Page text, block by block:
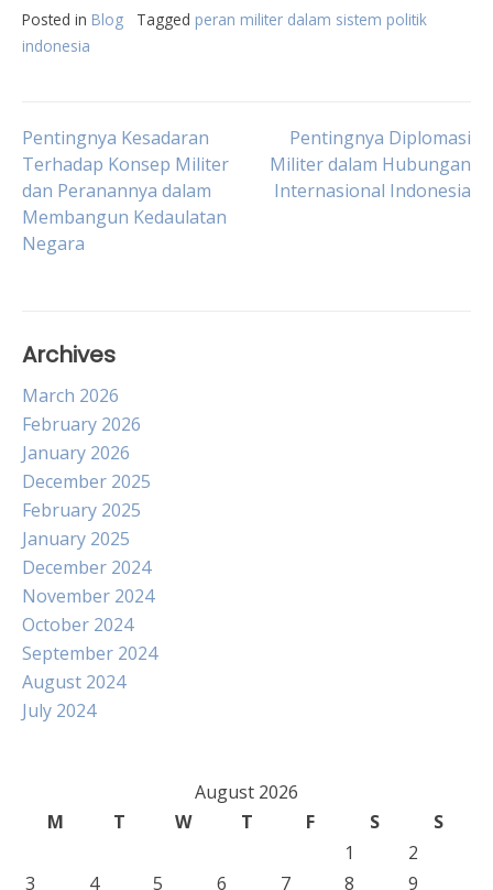
Posted in Blog Tagged peran militer dalam sistem politik
indonesia
Post
navigation
Pentingnya Kesadaran
Terhadap Konsep Militer
dan Peranannya dalam
Membangun Kedaulatan
Negara
Pentingnya Diplomasi
Militer dalam Hubungan
Internasional Indonesia
Archives
March 2026
February 2026
January 2026
December 2025
February 2025
January 2025
December 2024
November 2024
October 2024
September 2024
August 2024
July 2024
August 2026
M
T W T F S
S
1
2
3
4 5 6 7 8 9